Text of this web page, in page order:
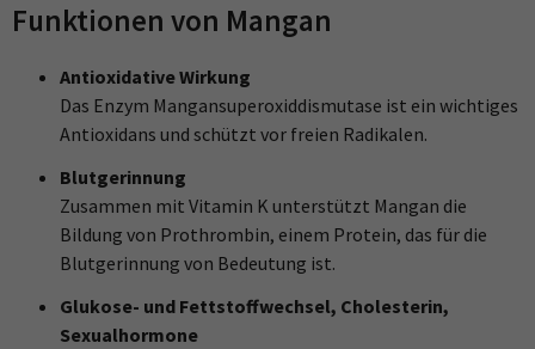
Funktionen von Mangan
Antioxidative Wirkung
Das Enzym Mangansuperoxiddismutase ist ein wichtiges
Antioxidans und schützt vor freien Radikalen.
Blutgerinnung
Zusammen mit Vitamin K unterstützt Mangan die
Bildung von Prothrombin, einem Protein, das für die
Blutgerinnung von Bedeutung ist.
Glukose- und Fettstoffwechsel, Cholesterin,
Sexualhormone